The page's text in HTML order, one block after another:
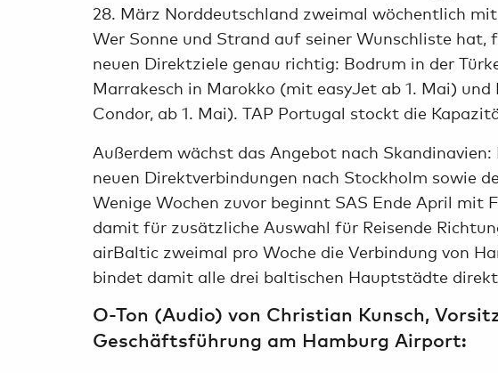
28. März Norddeutschland zweimal wöchentlich
Wer Sonne und Strand auf seiner Wunschliste hat,
neuen Direktziele genau richtig: Bodrum in der
Marrakesch in Marokko (mit easyJet ab 1. Mai)
Condor, ab 1. Mai). TAP Portugal stockt die
Außerdem wächst das Angebot nach
neuen Direktverbindungen nach Stockholm sowie
Wenige Wochen zuvor beginnt SAS Ende April mit
damit für zusätzliche Auswahl für Reisende
airBaltic zweimal pro Woche die Verbindung von
bindet damit alle drei baltischen Hauptstädte
O-Ton (Audio) von Christian Kunsch,
Geschäftsführung am Hamburg Airport: